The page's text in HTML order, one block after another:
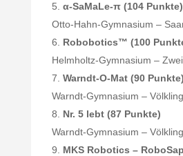
α-SaMaLe-π (104 Punkte)
Otto-Hahn-Gymnasium –
Robobotics™ (100
Helmholtz-Gymnasium –
Warndt-O-Mat (90 Punkte)
Warndt-Gymnasium –
Nr. 5 lebt (87 Punkte)
Warndt-Gymnasium –
MKS Robotics –